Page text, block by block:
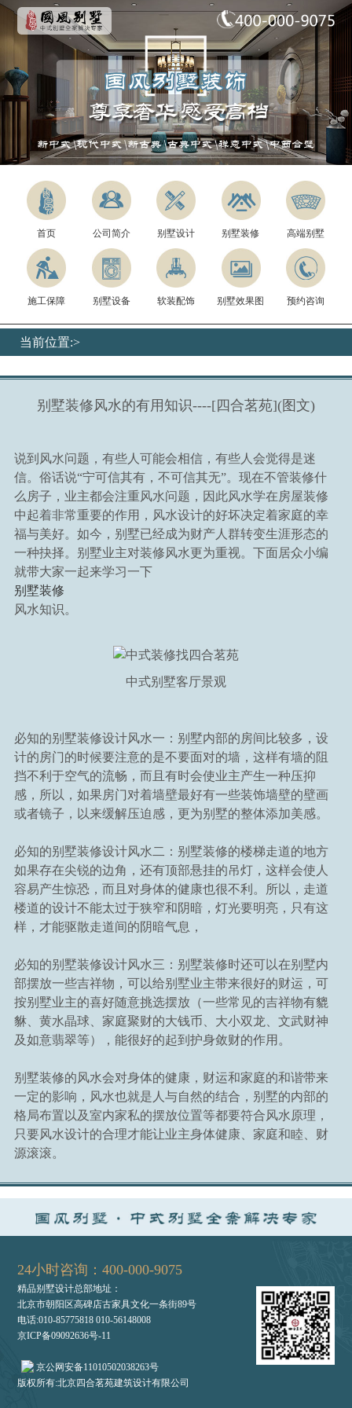
首页 公司简介 别墅设计 别墅装修 高端别墅
施工保障 别墅设备 软装配饰 别墅效果图 预约咨询
当前位置:>
别墅中式设计
别墅装修风水的有用知识----[四合茗苑](图文)
说到风水问题，有些人可能会相信，有些人会觉得是迷
信。俗话说“宁可信其有，不可信其无”。现在不管装修什
么房子，业主都会注重风水问题，因此风水学在房屋装修
中起着非常重要的作用，风水设计的好坏决定着家庭的幸
福与美好。如今，别墅已经成为财产人群转变生涯形态的
一种抉择。别墅业主对装修风水更为重视。下面居众小编
就带大家一起来学习一下
别墅装修
风水知识。
中式别墅客厅景观
必知的别墅装修设计风水一：别墅内部的房间比较多，设
计的房门的时候要注意的是不要面对的墙，这样有墙的阻
挡不利于空气的流畅，而且有时会使业主产生一种压抑
感，所以，如果房门对着墙壁最好有一些装饰墙壁的壁画
或者镜子，以来缓解压迫感，更为别墅的整体添加美感。
必知的别墅装修设计风水二：别墅装修的楼梯走道的地方
如果存在尖锐的边角，还有顶部悬挂的吊灯，这样会使人
容易产生惊恐，而且对身体的健康也很不利。所以，走道
楼道的设计不能太过于狭窄和阴暗，灯光要明亮，只有这
样，才能驱散走道间的阴暗气息，
必知的别墅装修设计风水三：别墅装修时还可以在别墅内
部摆放一些吉祥物，可以给别墅业主带来很好的财运，可
按别墅业主的喜好随意挑选摆放（一些常见的吉祥物有貔
貅、黄水晶球、家庭聚财的大钱币、大小双龙、文武财神
及如意翡翠等），能很好的起到护身敛财的作用。
别墅装修的风水会对身体的健康，财运和家庭的和谐带来
一定的影响，风水也就是人与自然的结合，别墅的内部的
格局布置以及室内家私的摆放位置等都要符合风水原理，
只要风水设计的合理才能让业主身体健康、家庭和睦、财
源滚滚。
24小时咨询：400-000-9075
精品别墅设计总部地址：
北京市朝阳区高碑店古家具文化一条街89号
电话:010-85775818 010-56148008
京ICP备09092636号-11
京公网安备11010502038263号
版权所有:北京四合茗苑建筑设计有限公司